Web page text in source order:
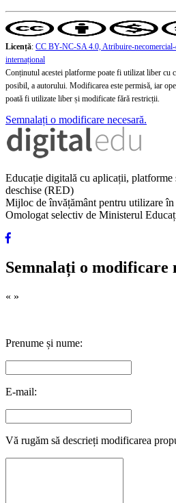
Licență: CC BY-NC-SA 4.0, Atribuire-
internațional
Conținutul acestei platforme poate fi utilizat liber cu
posibil, a autorului. Modificarea este permisă, iar
poată fi utilizate liber și modificate fără restricții.
Semnalați o modificare necesară.
Educație digitală cu aplicații, platforme
deschise (RED)
Mijloc de învățământ pentru utilizare în
Omologat selectiv de Ministerul
Semnalați o modificare
« »
Prenume și nume:
E-mail:
Vă rugăm să descrieți modificarea